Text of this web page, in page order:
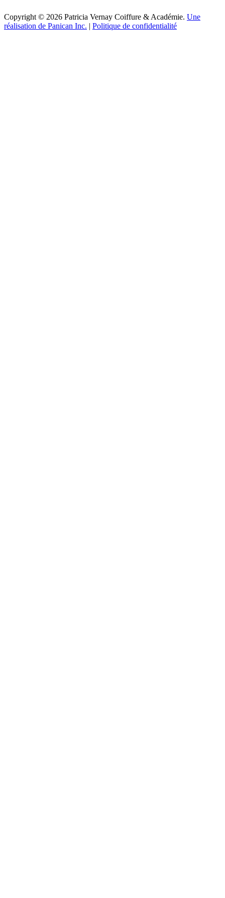
Copyright © 2026 Patricia Vernay Coiffure & Académie. Une
réalisation de Panican Inc. | Politique de confidentialité